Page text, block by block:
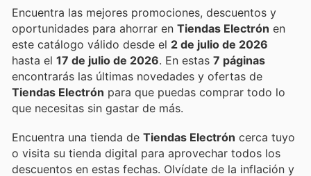
Encuentra las mejores promociones, descuentos y
oportunidades para ahorrar en Tiendas Electrón en
este catálogo válido desde el 2 de julio de 2026
hasta el 17 de julio de 2026 . En estas 7 páginas
encontrarás las últimas novedades y ofertas de
Tiendas Electrón para que puedas comprar todo lo
que necesitas sin gastar de más.
Encuentra una tienda de Tiendas Electrón cerca tuyo
o visita su tienda digital para aprovechar todos los
descuentos en estas fechas. Olvídate de la inflación y